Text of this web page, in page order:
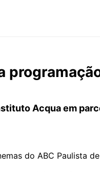
Acqua em
do ABC Paulista